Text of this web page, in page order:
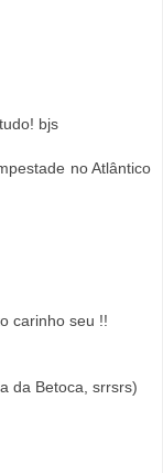
bjs
no Atlântico
carinho seu !!
da Betoca, srrsrs)